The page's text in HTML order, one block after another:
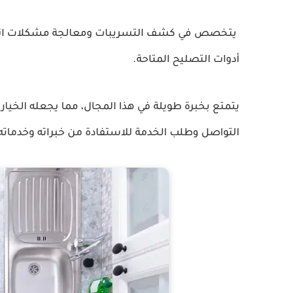
يتخصص في كشف التسريبات ومعالجة مشكلات
أدوات التصليح المتاحة.
يتمتع بخبرة طويلة في هذا المجال، مما يجعله
التواصل وطلب الخدمة للاستفادة من خبراته